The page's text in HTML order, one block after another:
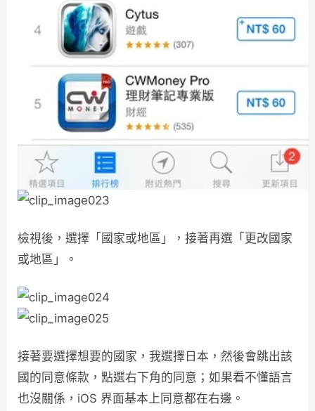
檢視後，選擇「國家或地區」，接著再選「更改國家
或地區」。
接著要選擇想要的國家，我選擇日本，然後會跳出該
國的同意條款，點選右下角的同意；如果看不懂語言
也沒關係，iOS 界面基本上同意都在右邊。